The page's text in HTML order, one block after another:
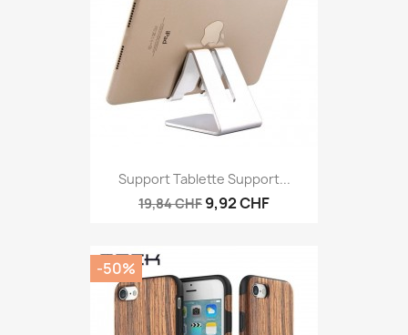
Support Tablette Support...
19,84 CHF 9,92 CHF
-50%